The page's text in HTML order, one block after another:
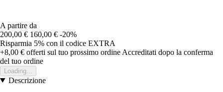
A partire da
200,00 € 160,00 € -20%
Risparmia 5% con il codice EXTRA
+8,00 € offerti sul tuo prossimo ordine Accreditati dopo la conferma
del tuo ordine
Loading...
Descrizione